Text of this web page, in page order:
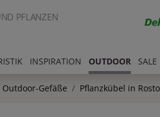
PFLANZEN
INSPIRATION OUTDOOR SALE
Outdoor-Gefäße Pflanzkübel in